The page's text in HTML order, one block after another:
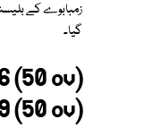
زمبابوے کے
گیا۔
ov)
ov)